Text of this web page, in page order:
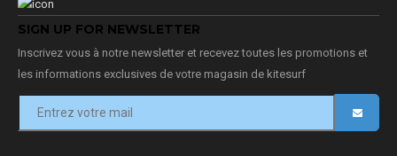
SIGN UP FOR NEWSLETTER
Inscrivez vous à notre newsletter et recevez toutes les promotions et
les informations exclusives de votre magasin de kitesurf